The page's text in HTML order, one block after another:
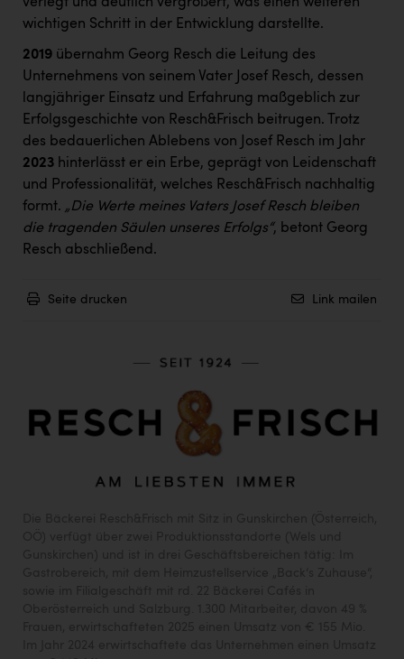
wichtigen Schritt in der Entwicklung darstellte.
2019 übernahm Georg Resch die Leitung des
Unternehmens von seinem Vater Josef Resch, dessen
langjähriger Einsatz und Erfahrung maßgeblich zur
Erfolgsgeschichte von Resch&Frisch beitrugen. Trotz
des bedauerlichen Ablebens von Josef Resch im Jahr
2023 hinterlässt er ein Erbe, geprägt von Leidenschaft
und Professionalität, welches Resch&Frisch nachhaltig
formt. „Die Werte meines Vaters Josef Resch bleiben
die tragenden Säulen unseres Erfolgs“, betont Georg
Resch abschließend.
Seite drucken Link mailen